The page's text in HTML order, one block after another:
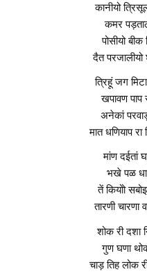
कानीयो
कमर
पोसीयो बीक
दैत
त्रिहूं जग
खपावण
अनेकां
मात धणियाप
मांण दईतां
भखे पळ
तें कियोो
तारणी
शोक री दशा
गुण घणा
चाड़ तिह लोक